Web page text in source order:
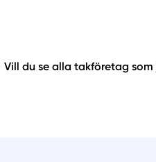
Vill du se alla takföretag